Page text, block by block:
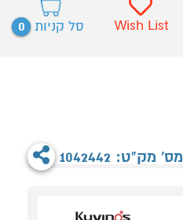
סל קניות 0 Wish List
מס' מק"ט: 1042442